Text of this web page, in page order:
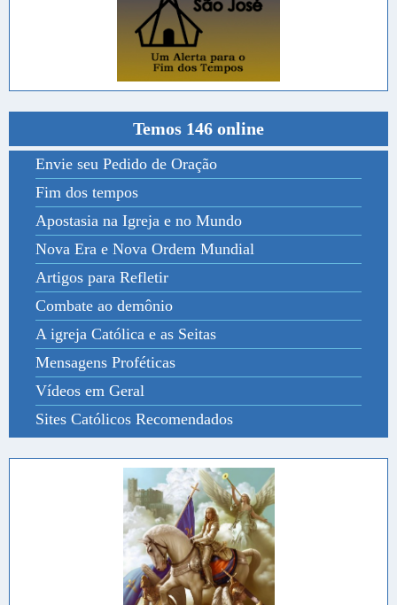
Temos 146 online
Envie seu Pedido de Oração
Fim dos tempos
Apostasia na Igreja e no Mundo
Nova Era e Nova Ordem Mundial
Artigos para Refletir
Combate ao demônio
A igreja Católica e as Seitas
Mensagens Proféticas
Vídeos em Geral
Sites Católicos Recomendados